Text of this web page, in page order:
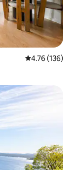
平均评分 4.76
4.76 (136)